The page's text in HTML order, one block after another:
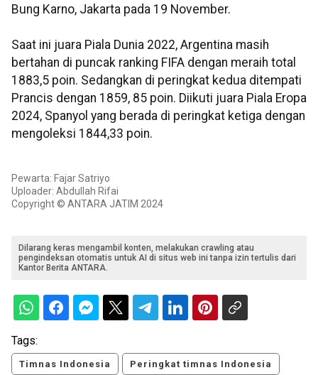
Bung Karno, Jakarta pada 19 November.
Saat ini juara Piala Dunia 2022, Argentina masih
bertahan di puncak ranking FIFA dengan meraih total
1883,5 poin. Sedangkan di peringkat kedua ditempati
Prancis dengan 1859, 85 poin. Diikuti juara Piala Eropa
2024, Spanyol yang berada di peringkat ketiga dengan
mengoleksi 1844,33 poin.
Pewarta: Fajar Satriyo
Uploader: Abdullah Rifai
Copyright © ANTARA JATIM 2024
Dilarang keras mengambil konten, melakukan crawling atau
pengindeksan otomatis untuk AI di situs web ini tanpa izin tertulis dari
Kantor Berita ANTARA.
Tags:
Timnas Indonesia Peringkat timnas Indonesia